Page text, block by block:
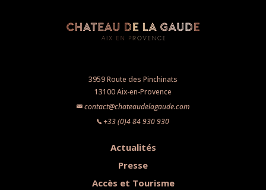
3959 Route des Pinchinats
13100 Aix-en-Provence
contact@chateaudelagaude.com
+33 (0)4 84 930 930
Actualités
Presse
Accès et Tourisme